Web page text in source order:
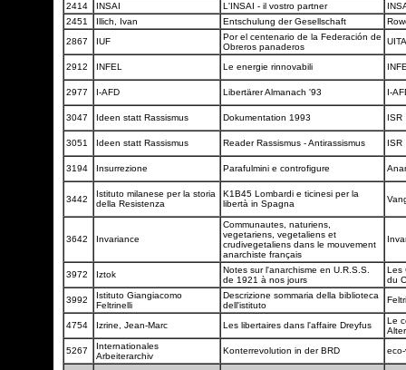
2414 INSAI L'INSAI - il vostro partner
2451
Illich, Ivan Entschulung der Gesellschaft
2867
IUF
Por el centenario de la Federación de
Obreros panaderos
2912 INFEL Le energie rinnovabili
2977 I-AFD Libertärer Almanach '93 I-
3047 Ideen statt Rassismus Dokumentation 1993 ISR
3051 Ideen statt Rassismus Reader Rassismus - Antirassismus ISR
3194 Insurrezione Parafulmini e controfigure
3442
Istituto milanese per la storia
della Resistenza
K1B45 Lombardi e ticinesi per la
libertà in Spagna
3642 Invariance
Communautes, naturiens,
vegetariens, vegetaliens et
crudivegetaliens dans le mouvement
anarchiste français
3972 Iztok
Notes sur l'anarchisme en U.R.S.S.
de 1921 à nos jours
Les
du
3992
Istituto Giangiacomo
Feltrinelli
Descrizione sommaria della biblioteca
dell'istituto
4754 Izrine, Jean-Marc Les libertaires dans l'affaire Dreyfus
Le
5267
Internationales
Arbeiterarchiv
Konterrevolution in der BRD